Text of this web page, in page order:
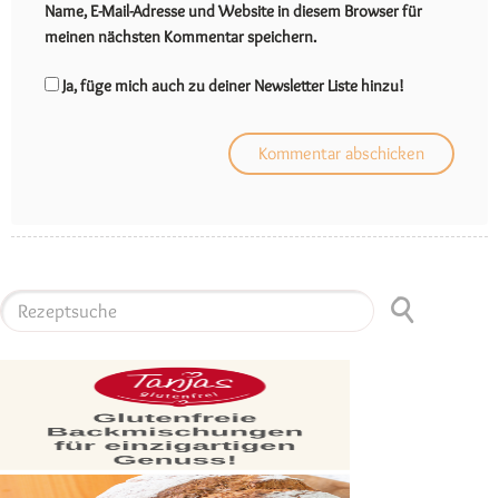
Name, E-Mail-Adresse und Website in diesem Browser für
meinen nächsten Kommentar speichern.
Ja, füge mich auch zu deiner Newsletter Liste hinzu!